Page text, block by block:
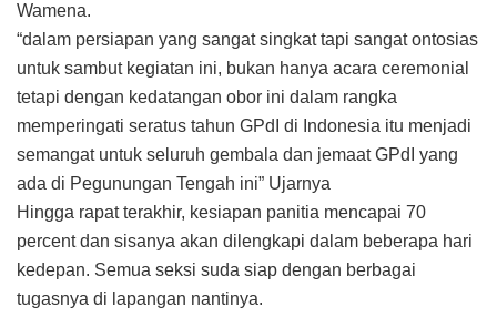
Wamena.
“dalam persiapan yang sangat singkat tapi sangat ontosias
untuk sambut kegiatan ini, bukan hanya acara ceremonial
tetapi dengan kedatangan obor ini dalam rangka
memperingati seratus tahun GPdI di Indonesia itu menjadi
semangat untuk seluruh gembala dan jemaat GPdI yang
ada di Pegunungan Tengah ini” Ujarnya
Hingga rapat terakhir, kesiapan panitia mencapai 70
percent dan sisanya akan dilengkapi dalam beberapa hari
kedepan. Semua seksi suda siap dengan berbagai
tugasnya di lapangan nantinya.